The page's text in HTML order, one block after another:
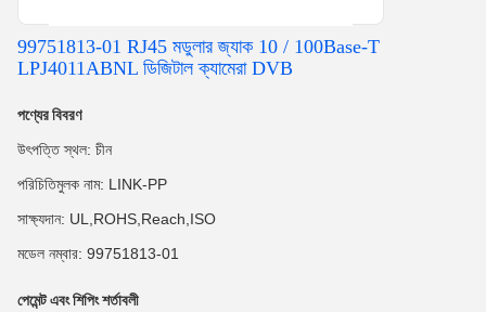
99751813-01 RJ45 মডুলার জ্যাক 10 / 100Base-T
LPJ4011ABNL ডিজিটাল ক্যামেরা DVB
পণ্যের বিবরণ
উৎপত্তি স্থল: চীন
পরিচিতিমুলক নাম: LINK-PP
সাক্ষ্যদান: UL,ROHS,Reach,ISO
মডেল নম্বার: 99751813-01
পেমেন্ট এবং শিপিং শর্তাবলী